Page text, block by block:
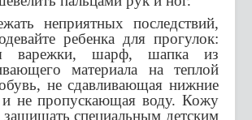
неприятных последствий,
ребенка для прогулок:
варежки, шарф, шапка из
материала на теплой
не сдавливающая нижние
и не пропускающая воду. Кожу
специальным детским